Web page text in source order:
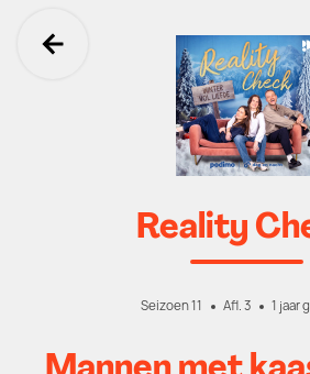
Ga terug
Reality
Seizoen 11 Afl. 3 1 jaar